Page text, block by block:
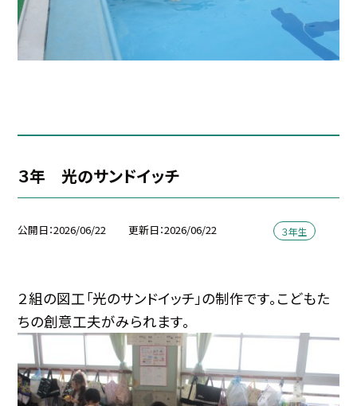
３年 光のサンドイッチ
公開日 2026/06/22 更新日 2026/06/22 ３年生
２組の図工「光のサンドイッチ」の制作です。こどもた
ちの創意工夫がみられます。